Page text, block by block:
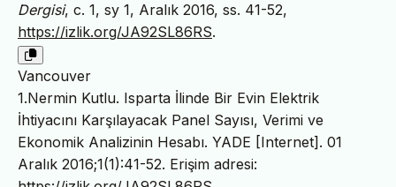
Dergisi, c. 1, sy 1, Aralık 2016, ss. 41-52,
https://izlik.org/JA92SL86RS.
Vancouver
1.Nermin Kutlu. Isparta İlinde Bir Evin Elektrik
İhtiyacını Karşılayacak Panel Sayısı, Verimi ve
Ekonomik Analizinin Hesabı. YADE [Internet]. 01
Aralık 2016;1(1):41-52. Erişim adresi: